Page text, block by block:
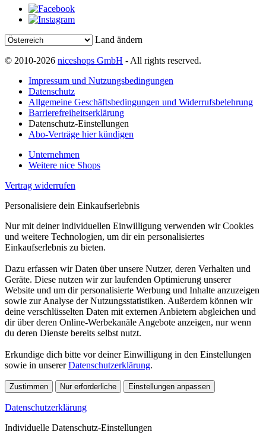
Land ändern
© 2010-2026 niceshops GmbH - All rights reserved.
Impressum und Nutzungsbedingungen
Datenschutz
Allgemeine Geschäftsbedingungen und Widerrufsbelehrung
Barrierefreiheitserklärung
Datenschutz-Einstellungen
Abo-Verträge hier kündigen
Unternehmen
Weitere nice Shops
Vertrag widerrufen
Personalisiere dein Einkaufserlebnis
Nur mit deiner individuellen Einwilligung verwenden wir Cookies
und weitere Technologien, um dir ein personalisiertes
Einkaufserlebnis zu bieten.
Dazu erfassen wir Daten über unsere Nutzer, deren Verhalten und
Geräte. Diese nutzen wir zur laufenden Optimierung unserer
Website und um dir personalisierte Werbung und Inhalte anzuzeigen
sowie zur Analyse der Nutzungsstatistiken. Außerdem können wir
deine verschlüsselten Daten mit externen Anbietern abgleichen und
dir über deren Online-Werbekanäle Angebote anzeigen, nur wenn
du deren Dienste bereits selbst nutzt.
Erkundige dich bitte vor deiner Einwilligung in den Einstellungen
sowie in unsererDatenschutzerklärung.
Zustimmen Nur erforderliche Einstellungen anpassen
Datenschutzerklärung
Individuelle Datenschutz-Einstellungen